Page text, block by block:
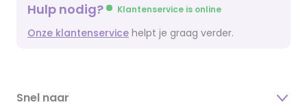
Hulp nodig? Klantenservice is online
Onze klantenservice helpt je graag verder.
Snel naar